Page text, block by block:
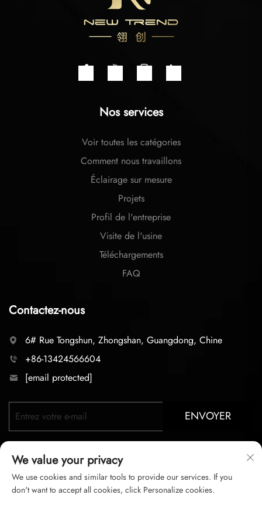
Nos services
Voir toutes les catégories
Comment nous travaillons
Éclairage sur mesure
Projets
Profil de l'entreprise
Visite de l'usine
Téléchargements
FAQ
Contactez-nous
6# Rue Tongshun, Zhongshan, Guangdong, Chine
+86-13424566604
[email protected]
ENVOYER
We value your privacy
We use cookies and similar tools to provide our services. If you
don't want to accept all cookies, click Personalize cookies.